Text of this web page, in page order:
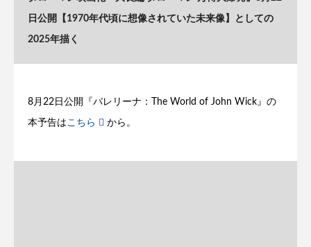
日公開【1970年代頃に想像されていた未来像】としての
2025年描く
8月22日公開『バレリーナ：The World of John Wick』の
本予告はこちら から。